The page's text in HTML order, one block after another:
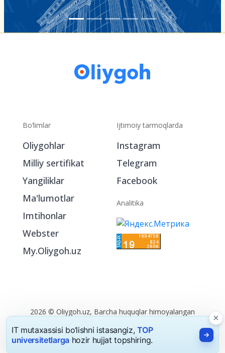
Bo‘limlar
Oliygohlar
Milliy sertifikat
Yangiliklar
Ma'lumotlar
Imtihonlar
Webster
My.Oliygoh.uz
Ijtimoiy tarmoqlarda
Instagram
Telegram
Facebook
Analitika
2026 © Oliygoh.uz, Barcha huquqlar himoyalangan
Reklama/ Foydalanish shartlari
IT mutaxassisi bo‘lishni istasangiz,TOP
universitetlargahozir hujjat topshiring.